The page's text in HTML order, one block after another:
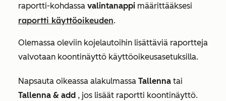
raportti-kohdassa valintanappi määrittääksesi
raportti käyttöoikeuden.
Olemassa oleviin kojelautoihin lisättäviä raportteja
valvotaan koontinäyttö käyttöoikeusasetuksilla.
Napsauta oikeassa alakulmassa Tallenna tai
Tallenna & add , jos lisäät raportti koontinäyttö.